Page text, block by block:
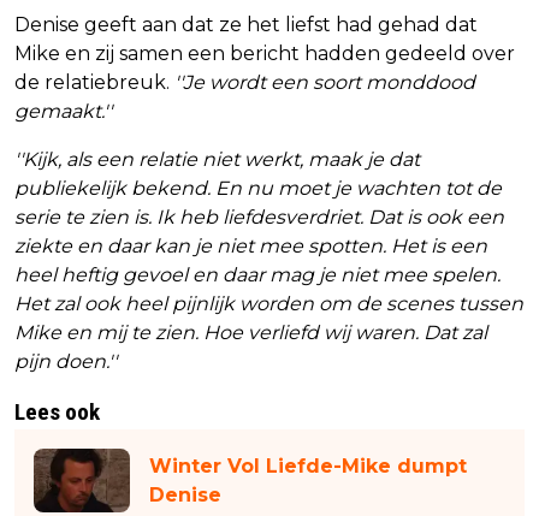
Denise geeft aan dat ze het liefst had gehad dat
Mike en zij samen een bericht hadden gedeeld over
de relatiebreuk. ''Je wordt een soort monddood
gemaakt.''
''Kijk, als een relatie niet werkt, maak je dat
publiekelijk bekend. En nu moet je wachten tot de
serie te zien is. Ik heb liefdesverdriet. Dat is ook een
ziekte en daar kan je niet mee spotten. Het is een
heel heftig gevoel en daar mag je niet mee spelen.
Het zal ook heel pijnlijk worden om de scenes tussen
Mike en mij te zien. Hoe verliefd wij waren. Dat zal
pijn doen.''
Lees ook
Winter Vol Liefde-Mike dumpt
Denise